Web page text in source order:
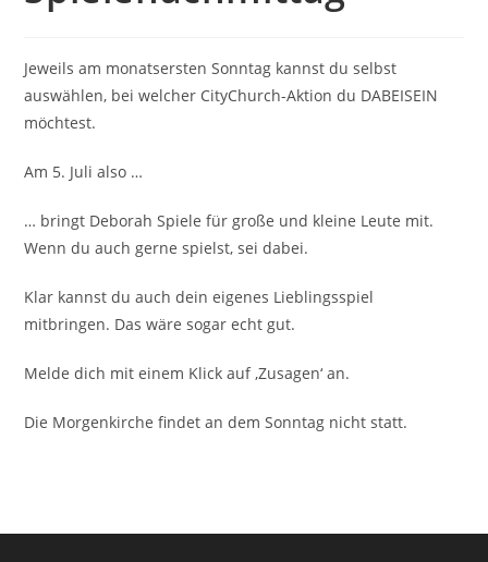
Jeweils am monatsersten Sonntag kannst du selbst
auswählen, bei welcher CityChurch-Aktion du DABEISEIN
möchtest.
Am 5. Juli also …
… bringt Deborah Spiele für große und kleine Leute mit.
Wenn du auch gerne spielst, sei dabei.
Klar kannst du auch dein eigenes Lieblingsspiel
mitbringen. Das wäre sogar echt gut.
Melde dich mit einem Klick auf ‚Zusagen‘ an.
Die Morgenkirche findet an dem Sonntag nicht statt.